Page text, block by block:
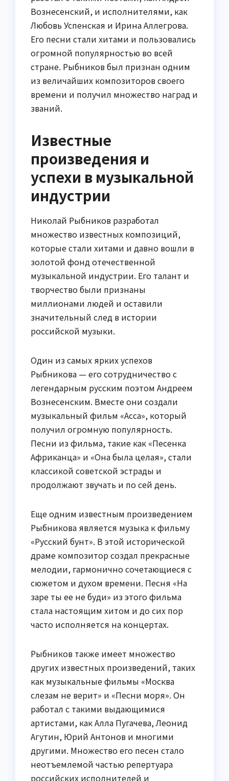
Вознесенский, и исполнителями, как
Любовь Успенская и Ирина Аллегрова.
Его песни стали хитами и пользовались
огромной популярностью во всей
стране. Рыбников был признан одним
из величайших композиторов своего
времени и получил множество наград и
званий.
Известные
произведения и
успехи в музыкальной
индустрии
Николай Рыбников разработал
множество известных композиций,
которые стали хитами и давно вошли в
золотой фонд отечественной
музыкальной индустрии. Его талант и
творчество были признаны
миллионами людей и оставили
значительный след в истории
российской музыки.
Один из самых ярких успехов
Рыбникова — его сотрудничество с
легендарным русским поэтом Андреем
Вознесенским. Вместе они создали
музыкальный фильм «Асса», который
получил огромную популярность.
Песни из фильма, такие как «Песенка
Африканца» и «Она была целая», стали
классикой советской эстрады и
продолжают звучать и по сей день.
Еще одним известным произведением
Рыбникова является музыка к фильму
«Русский бунт». В этой исторической
драме композитор создал прекрасные
мелодии, гармонично сочетающиеся с
сюжетом и духом времени. Песня «На
заре ты ее не буди» из этого фильма
стала настоящим хитом и до сих пор
часто исполняется на концертах.
Рыбников также имеет множество
других известных произведений, таких
как музыкальные фильмы «Москва
слезам не верит» и «Песни моря». Он
работал с такими выдающимися
артистами, как Алла Пугачева, Леонид
Агутин, Юрий Антонов и многими
другими. Множество его песен стало
неотъемлемой частью репертуара
российских исполнителей и